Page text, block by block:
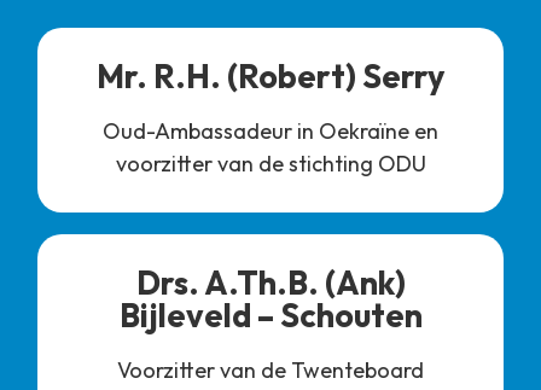
Mr. R.H. (Robert) Serry
Oud-Ambassadeur in Oekraïne en
voorzitter van de stichting ODU
Drs. A.Th.B. (Ank)
Bijleveld – Schouten
Voorzitter van de Twenteboard